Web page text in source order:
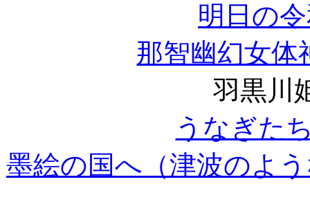
明日の
那智幽幻女体
羽黒川
うなぎた
墨絵の国へ（津波のよ